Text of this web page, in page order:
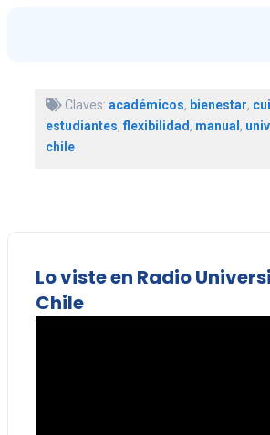
Claves: académicos, bienestar,
estudiantes,flexibilidad, manual,
chile
Lo viste en Radio
Chile